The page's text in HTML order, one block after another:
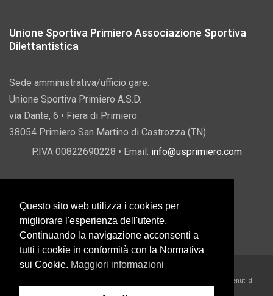
Unione Sportiva Primiero Associazione Sportiva
Dilettantistica
Sede amministrativa/ufficio gare:
Unione Sportiva Primiero A.S.D.
via Dante, 6 • Fiera di Primiero
38054 Primiero San Martino di Castrozza (TN)
P.IVA 00822690228 • Email: info@usprimiero.com
Vantaggi da Pubblica Amministrazione
Eccetto dove diversamente specificato, i contenuti di
Questo sito web utilizza i cookies per
migliorare l'esperienza dell'utente.
Continuando la navigazione acconsenti a
tutti i cookie in conformità con la Normativa
sui Cookie. Maggiori informazioni